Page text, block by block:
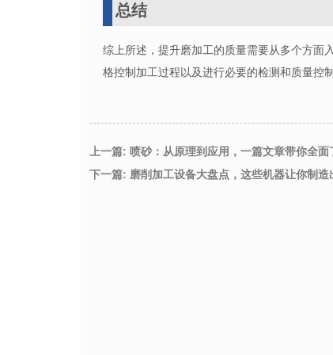
总结
综上所述，提升磨加工的质量需要从多个方面
格控制加工过程以及进行必要的检测和质量控
上一篇: 喷砂：从原理到应用，一篇文章带你全面
下一篇: 磨削加工设备大盘点，这些机器让你制造